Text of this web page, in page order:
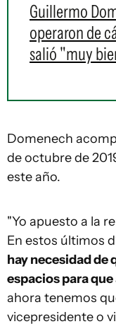
Guillermo
operaron de
salió "muy
Domenech
de octubre de
este año.
"Yo apuesto a la
En estos últimos
hay necesidad de
espacios para
ahora tenemos
vicepresidente o